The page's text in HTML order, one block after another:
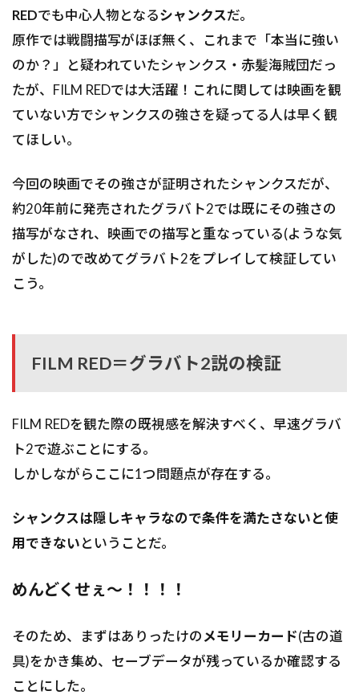
REDでも中心人物となるシャンクスだ。
原作では戦闘描写がほぼ無く、これまで「本当に強い
のか？」と疑われていたシャンクス・赤髪海賊団だっ
たが、FILM REDでは大活躍！これに関しては映画を観
ていない方でシャンクスの強さを疑ってる人は早く観
てほしい。
今回の映画でその強さが証明されたシャンクスだが、
約20年前に発売されたグラバト2では既にその強さの
描写がなされ、映画での描写と重なっている(ような気
がした)ので改めてグラバト2をプレイして検証してい
こう。
FILM RED＝グラバト2説の検証
FILM REDを観た際の既視感を解決すべく、早速グラバ
ト2で遊ぶことにする。
しかしながらここに1つ問題点が存在する。
シャンクスは隠しキャラなので条件を満たさないと使
用できないということだ。
めんどくせぇ〜！！！！
そのため、まずはありったけのメモリーカード(古の道
具)をかき集め、セーブデータが残っているか確認する
ことにした。